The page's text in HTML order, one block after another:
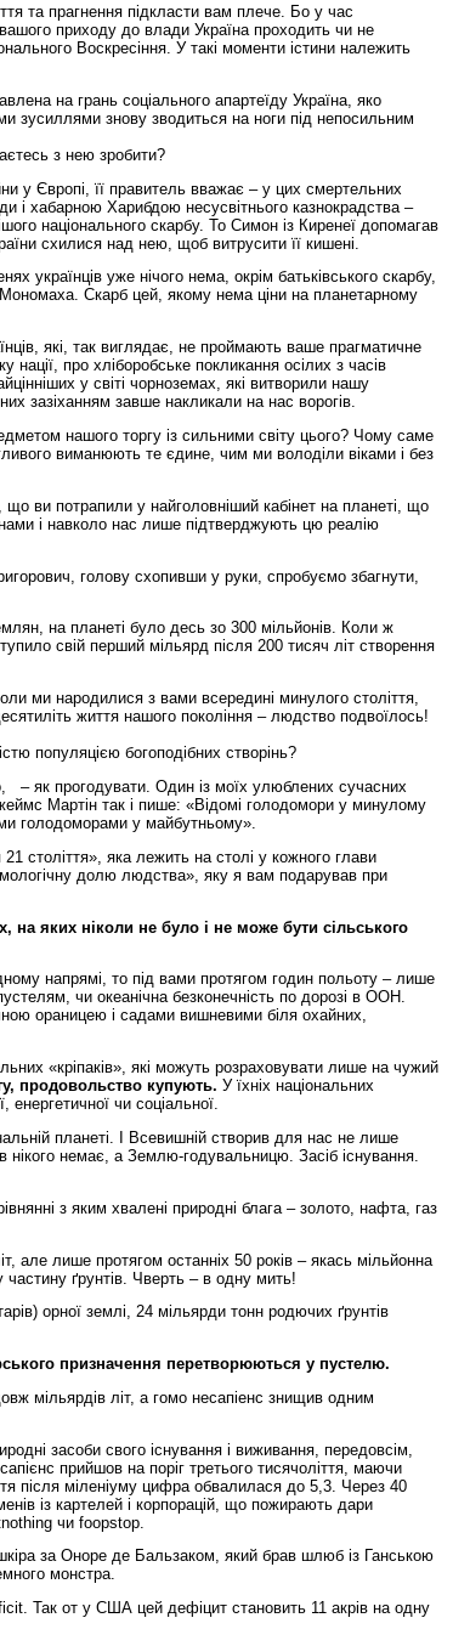
та прагнення підкласти вам плече. Бо у час
приходу до влади Україна проходить чи не
Воскресіння. У такі моменти істини належить
на грань соціального апартеїду Україна, яко
зусиллями знову зводиться на ноги під непосильним
з нею зробити?
у Європі, її правитель вважає – у цих смертельних
хабарною Харибдою несусвітнього казнокрадства –
національного скарбу. То Симон із Киренеї допомагав
схилися над нею, щоб витрусити її кишені.
українців уже нічого нема, окрім батьківського скарбу,
Скарб цей, якому нема ціни на планетарному
які, так виглядає, не проймають ваше прагматичне
про хліборобське покликання осілих з часів
у світі чорноземах, які витворили нашу
зазіханням завше накликали на нас ворогів.
нашого торгу із сильними світу цього? Чому саме
виманюють те єдине, чим ми володіли віками і без
що ви потрапили у найголовніший кабінет на планеті, що
і навколо нас лише підтверджують цю реалію
голову схопивши у руки, спробуємо збагнути,
на планеті було десь зо 300 мільйонів. Коли ж
свій перший мільярд після 200 тисяч літ створення
ми народилися з вами всередині минулого століття,
життя нашого покоління – людство подвоїлось!
популяцією богоподібних створінь?
– як прогодувати. Один із моїх улюблених сучасних
Мартін так і пише: «Відомі голодомори у минулому
голодоморами у майбутньому».
століття», яка лежить на столі у кожного глави
долю людства», яку я вам подарував при
яких ніколи не було і не може бути сільського
напрямі, то під вами протягом годин польоту – лише
чи океанічна безконечність по дорозі в ООН.
ораницею і садами вишневими біля охайних,
«кріпаків», які можуть розраховувати лише на чужий
продовольство купують. У їхніх національних
енергетичної чи соціальної.
планеті. І Всевишній створив для нас не лише
нікого немає, а Землю-годувальницю. Засіб існування.
з яким хвалені природні блага – золото, нафта, газ
але лише протягом останніх 50 років – якась мільйонна
частину ґрунтів. Чверть – в одну мить!
орної землі, 24 мільярди тонн родючих ґрунтів
призначення перетворюються у пустелю.
мільярдів літ, а гомо несапіенс знищив одним
засоби свого існування і виживання, передовсім,
прийшов на поріг третього тисячоліття, маючи
після міленіуму цифра обвалилася до 5,3. Через 40
із картелей і корпорацій, що пожирають дари
чи foopstop.
за Оноре де Бальзаком, який брав шлюб із Ганською
монстра.
Так от у США цей дефіцит становить 11 акрів на одну